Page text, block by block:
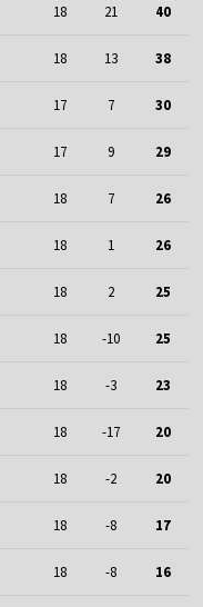
18 21 40
18 13 38
17 7 30
17 9 29
18 7 26
18 1 26
18 2 25
18 -10 25
18 -3 23
18 -17 20
18 -2 20
18 -8 17
18 -8 16